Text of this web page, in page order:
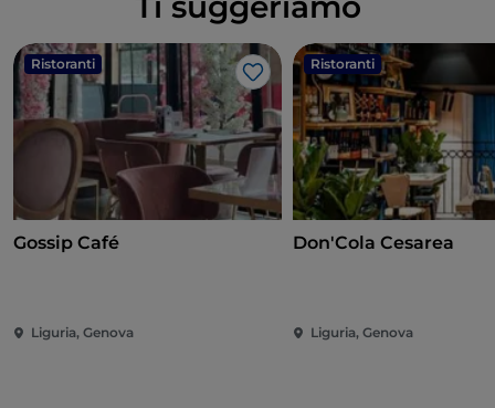
Ristoranti
Like
Gossip Café
Liguria, Genova
Ristoranti
Don'Cola Cesarea
Liguria, Genova